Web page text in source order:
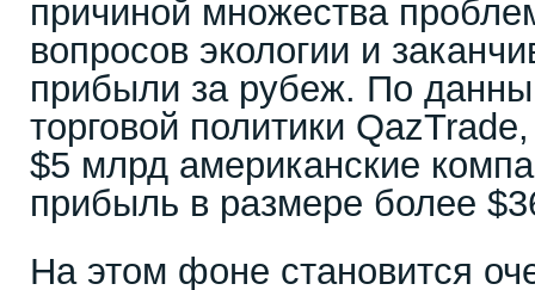
причиной множества
вопросов экологии и
прибыли за рубеж. По
торговой политики
$5 млрд американские
прибыль в размере более
На этом фоне становится